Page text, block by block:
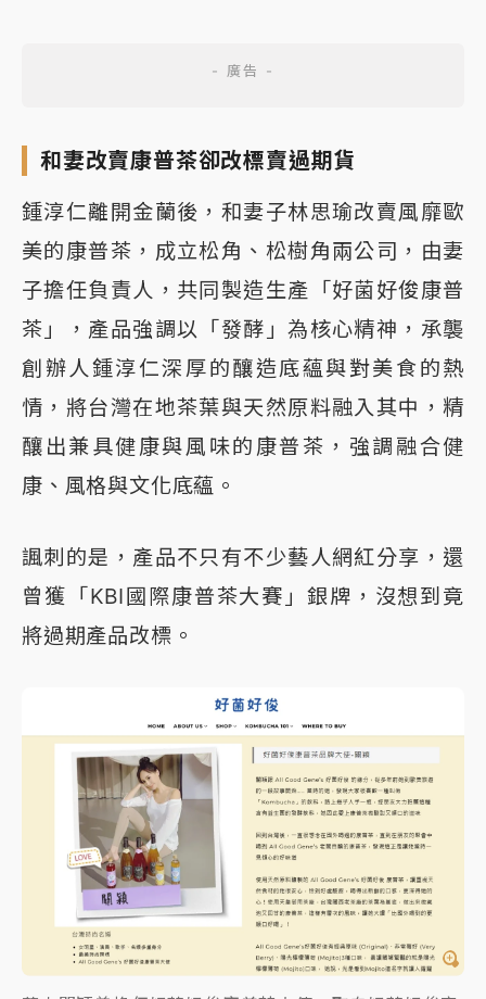
和妻改賣康普茶卻改標賣過期貨
鍾淳仁離開金蘭後，和妻子林思瑜改賣風靡歐
美的康普茶，成立松角、松樹角兩公司，由妻
子擔任負責人，共同製造生產「好菌好俊康普
茶」，產品強調以「發酵」為核心精神，承襲
創辦人鍾淳仁深厚的釀造底蘊與對美食的熱
情，將台灣在地茶葉與天然原料融入其中，精
釀出兼具健康與風味的康普茶，強調融合健
康、風格與文化底蘊。
諷刺的是，產品不只有不少藝人網紅分享，還
曾獲「KBI國際康普茶大賽」銀牌，沒想到竟
將過期產品改標。